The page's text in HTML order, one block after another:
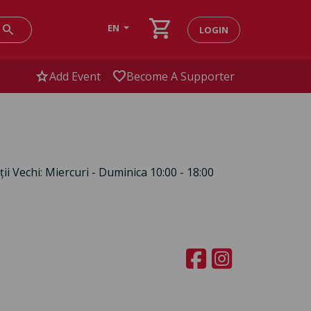
search EN shopping_cart LOGIN
starAdd Event favoriteBecome A Supporter
Miercuri - Duminica 10:00 - 18:00